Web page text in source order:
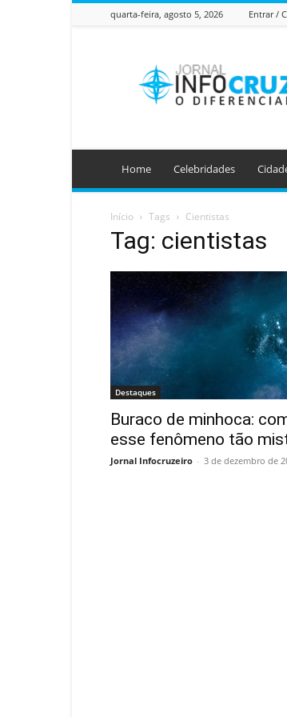
quarta-feira, agosto 5, 2026 Entrar /
Info
Home Celebridades
Início Tags Cientistas
Tag: cientistas
Destaques
Buraco de minhoca:
esse fenômeno tão
Jornal Infocruzeiro - 3 de dezembro de